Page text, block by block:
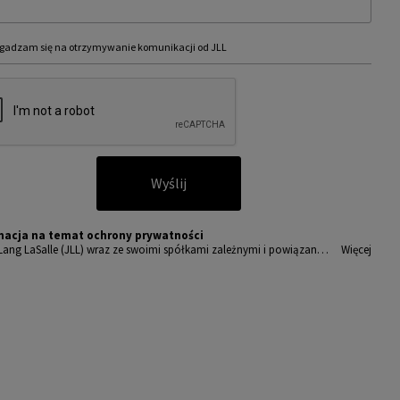
się na otrzymywanie komunikacji od JLL
Wyślij
na temat ochrony prywatności
LaSalle (JLL) wraz ze swoimi spółkami zależnymi i powiązany
Więcej